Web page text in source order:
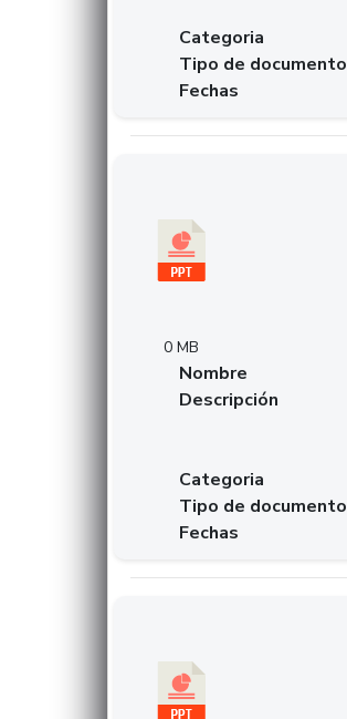
Categoria
Tipo de documento
Fechas
0 MB
Nombre
Descripción
Categoria
Tipo de documento
Fechas